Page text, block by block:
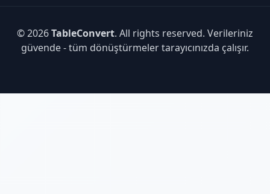
© 2026TableConvert. All rights reserved. Verileriniz
güvende - tüm dönüştürmeler tarayıcınızda çalışır.